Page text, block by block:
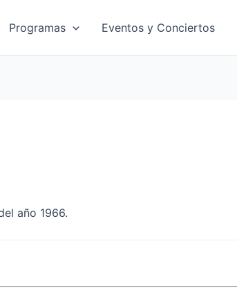
Programas Eventos y Conciertos
año 1966.